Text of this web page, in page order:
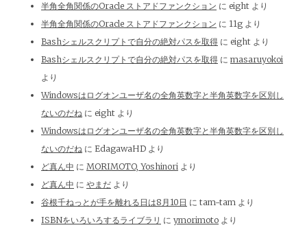
半角全角関係のOracle ストアドファンクション に eight より
半角全角関係のOracle ストアドファンクション に 11g より
Bashシェルスクリプトで自分の絶対パスを取得 に eight より
Bashシェルスクリプトで自分の絶対パスを取得 に masaruyokoi
より
Windowsはログオンユーザ名の全角英数字と半角英数字を区別し
ないのだね に eight より
Windowsはログオンユーザ名の全角英数字と半角英数字を区別し
ないのだね に EdagawaHD より
ど真ん中 に MORIMOTO, Yoshinori より
ど真ん中 に やまだ より
谷根千ねっとが手を離れる日は8月10日 に tam-tam より
ISBNをいろいろするライブラリ に ymorimoto より